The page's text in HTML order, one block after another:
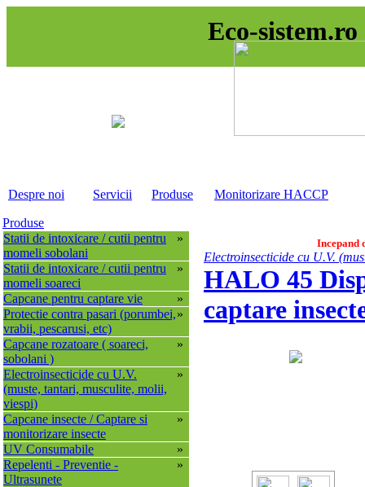
Eco-
Despre noi Servicii Produse Monitorizare HACCP
Produse
Statii de intoxicare / cutii pentru
momeli sobolani
»
Statii de intoxicare / cutii pentru
momeli soareci
»
Capcane pentru captare vie
»
Protectie contra pasari (porumbei,
vrabii, pescarusi, etc)
»
Capcane rozatoare ( soareci,
sobolani )
»
Electroinsecticide cu U.V.
(muste, tantari, musculite, molii,
viespi)
»
Capcane insecte / Captare si
monitorizare insecte
»
UV Consumabile
»
Repelenti - Preventie -
Ultrasunete
»
Incepand
Electroinsecticide cu U.V.
HALO 45
captare